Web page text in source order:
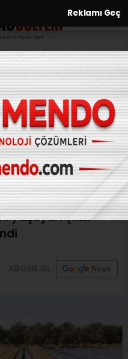
Reklamı Geç
yıllarını
tarlaya
- 13:04, Güncelleme:
12:45
yaşayan çilek